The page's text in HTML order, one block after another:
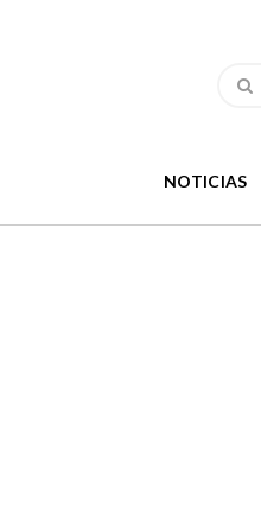
NOTICIAS